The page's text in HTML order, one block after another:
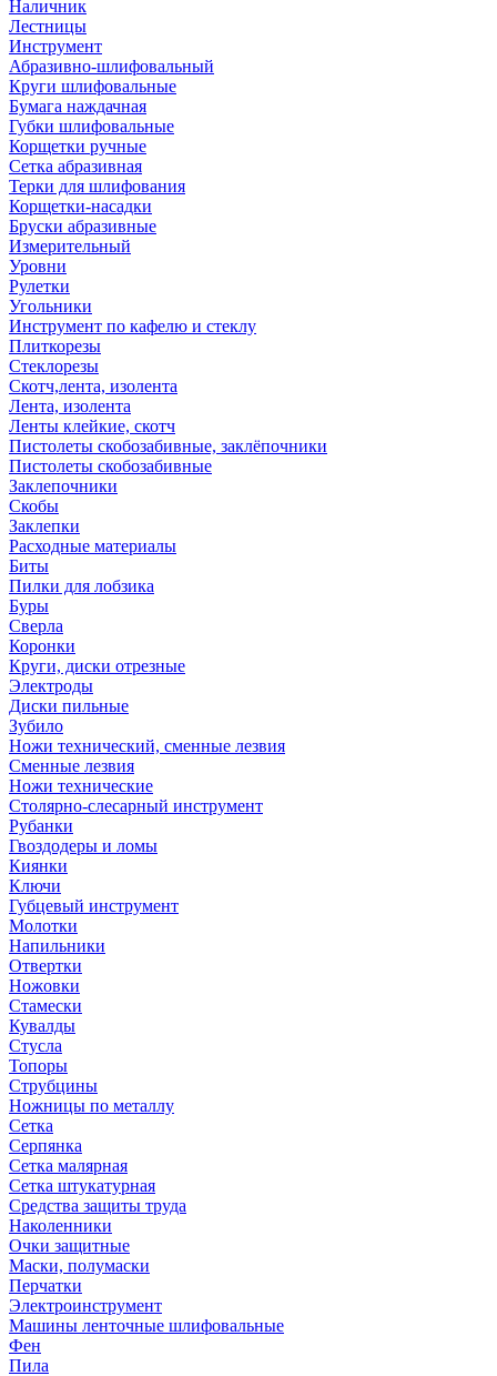
Наличник
Лестницы
Инструмент
Абразивно-шлифовальный
Круги шлифовальные
Бумага наждачная
Губки шлифовальные
Корщетки ручные
Сетка абразивная
Терки для шлифования
Корщетки-насадки
Бруски абразивные
Измерительный
Уровни
Рулетки
Угольники
Инструмент по кафелю и стеклу
Плиткорезы
Стеклорезы
Скотч,лента, изолента
Лента, изолента
Ленты клейкие, скотч
Пистолеты скобозабивные, заклёпочники
Пистолеты скобозабивные
Заклепочники
Скобы
Заклепки
Расходные материалы
Биты
Пилки для лобзика
Буры
Сверла
Коронки
Круги, диски отрезные
Электроды
Диски пильные
Зубило
Ножи технический, сменные лезвия
Сменные лезвия
Ножи технические
Столярно-слесарный инструмент
Рубанки
Гвоздодеры и ломы
Киянки
Ключи
Губцевый инструмент
Молотки
Напильники
Отвертки
Ножовки
Стамески
Кувалды
Стусла
Топоры
Струбцины
Ножницы по металлу
Сетка
Серпянка
Сетка малярная
Сетка штукатурная
Средства защиты труда
Наколенники
Очки защитные
Маски, полумаски
Перчатки
Электроинструмент
Машины ленточные шлифовальные
Фен
Пила